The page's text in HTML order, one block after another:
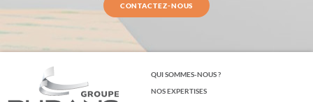
CONTACTEZ-NOUS
QUI SOMMES-NOUS ?
NOS EXPERTISES